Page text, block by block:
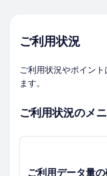
ご利用状況
ご利用状況やポイン
ます。
ご利用状況のメ
ご利用データ量